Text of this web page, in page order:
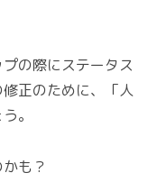
の際にステータス
正のために、「人
。
も？